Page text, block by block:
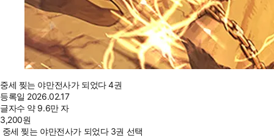
중세 찢는 야만전사가 되었다 4권
등록일 2026.02.17
글자수 약 9.6만 자
3,200원
중세 찢는 야만전사가 되었다 3권 선택